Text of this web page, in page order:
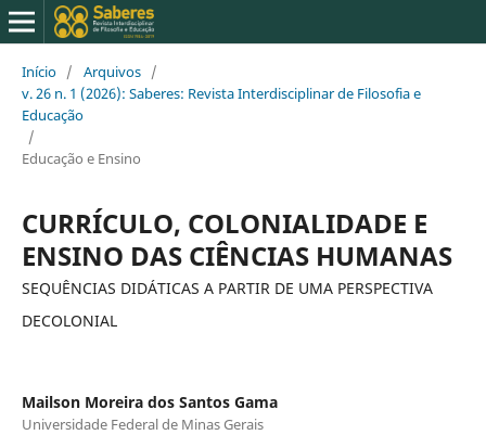
Início / Arquivos /
v. 26 n. 1 (2026): Saberes: Revista Interdisciplinar de Filosofia e
Educação
/
Educação e Ensino
CURRÍCULO, COLONIALIDADE E
ENSINO DAS CIÊNCIAS HUMANAS
SEQUÊNCIAS DIDÁTICAS A PARTIR DE UMA PERSPECTIVA
DECOLONIAL
Mailson Moreira dos Santos Gama
Universidade Federal de Minas Gerais